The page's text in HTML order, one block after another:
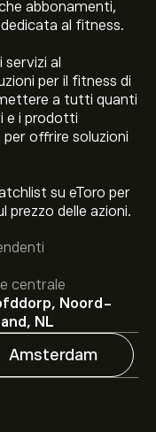
abbonamenti,
al fitness.
al
per il fitness di
a tutti quanti
e i prodotti
offrire soluzioni
su eToro per
prezzo delle azioni.
centrale
Noord-
NL
Amsterdam
è di 35.14‎€‎.
Basic-Fit N.V è di
dettagliate degli
Basic-Fit N.V
finanziari e
recenti per i